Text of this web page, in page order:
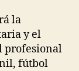
la
y el
profesional
fútbol